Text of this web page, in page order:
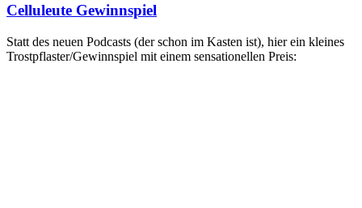
Celluleute Gewinnspiel
Statt des neuen Podcasts (der schon im Kasten ist), hier ein kleines
Trostpflaster/Gewinnspiel mit einem sensationellen Preis: